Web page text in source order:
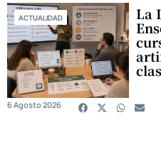
ACTUALIDAD La
6 Agosto 2026